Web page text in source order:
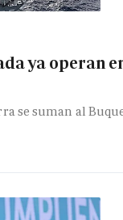
ya operan
se suman al